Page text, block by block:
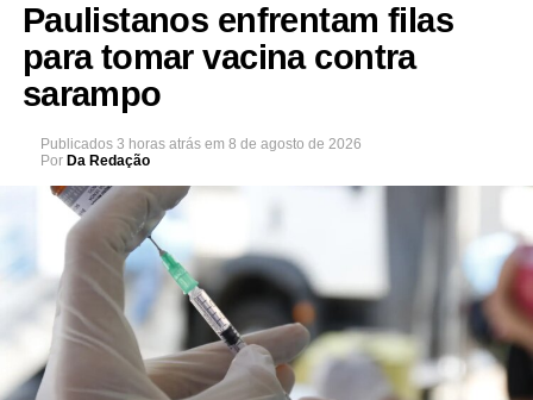
Paulistanos enfrentam filas
para tomar vacina contra
sarampo
Publicados 3 horas atrás em 8 de agosto de 2026
Por Da Redação